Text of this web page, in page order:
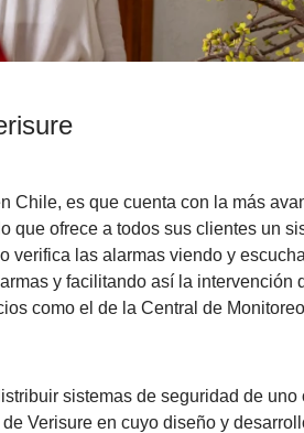
Chile, es que cuenta con la más
que ofrece a todos sus clientes un
verifica las alarmas viendo y
y facilitando así la intervención
como el de la Central de
sistemas de seguridad de uno
Verisure en cuyo diseño y